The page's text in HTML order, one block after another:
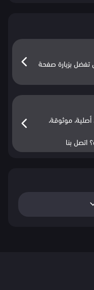
بزيارة صفحة
موثوقة،
اتصل بنا